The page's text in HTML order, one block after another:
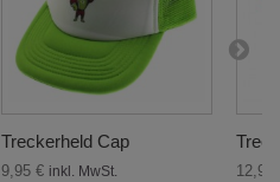
Treckerheld Cap
9,95 € inkl. MwSt.